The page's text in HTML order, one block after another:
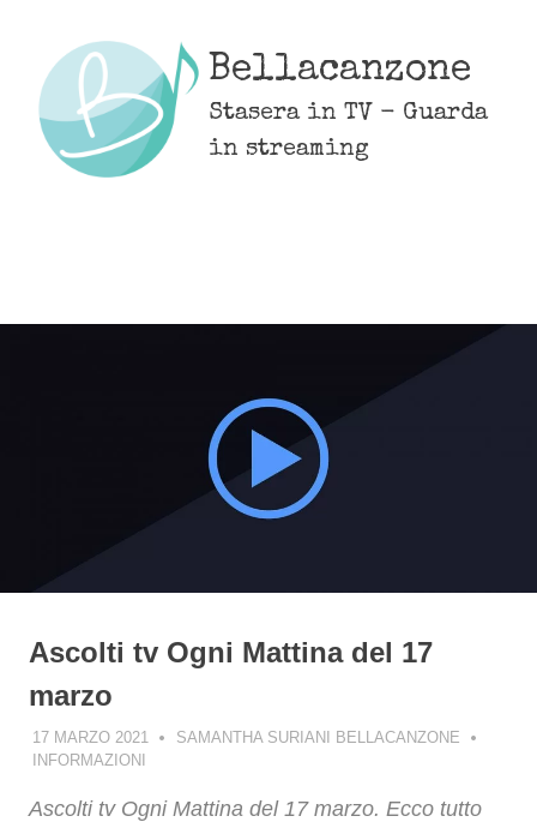
content
Bellacanzone
Stasera in TV - Guarda
in streaming
Ascolti tv Ogni Mattina del 17
marzo
17 MARZO 2021
SAMANTHA SURIANI BELLACANZONE
INFORMAZIONI
Ascolti tv Ogni Mattina del 17 marzo. Ecco tutto